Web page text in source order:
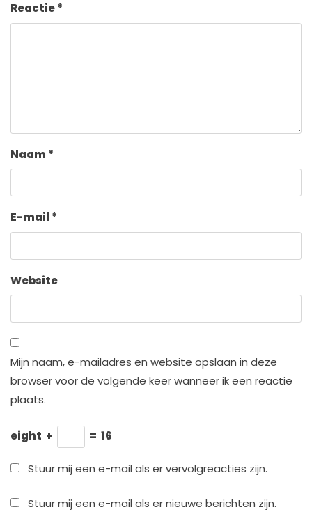
Reactie*
Naam *
E-mail *
Website
Mijn naam, e-mailadres en website opslaan in deze
browser voor de volgende keer wanneer ik een reactie
plaats.
eight + = 16
Stuur mij een e-mail als er vervolgreacties zijn.
Stuur mij een e-mail als er nieuwe berichten zijn.